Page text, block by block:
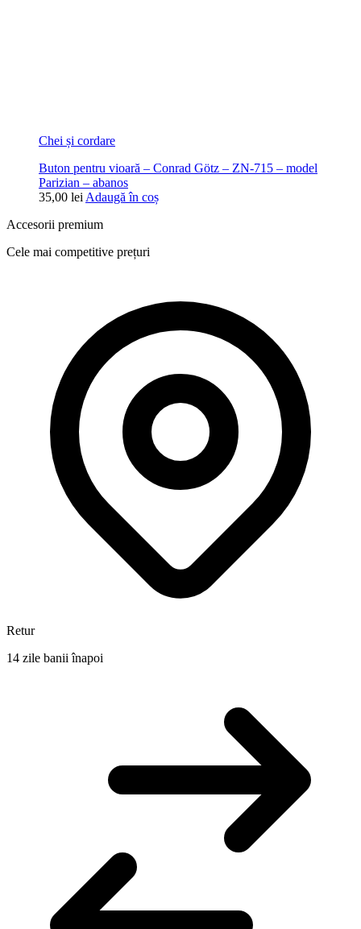
Chei și cordare
Buton pentru vioară – Conrad Götz – ZN-715 – model
Parizian – abanos
35,00 lei Adaugă în coș
Accesorii premium
Cele mai competitive prețuri
Retur
14 zile banii înapoi